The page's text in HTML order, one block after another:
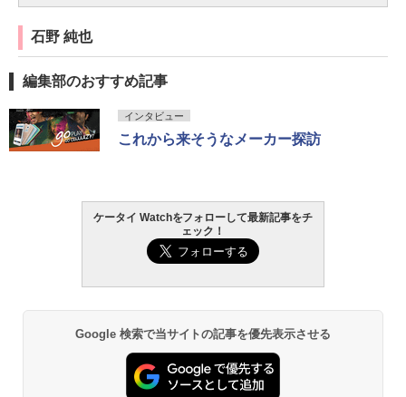
石野 純也
編集部のおすすめ記事
インタビュー
これから来そうなメーカー探訪
ケータイ Watchをフォローして最新記事をチ
ェック！
Google 検索で当サイトの記事を優先表示させる